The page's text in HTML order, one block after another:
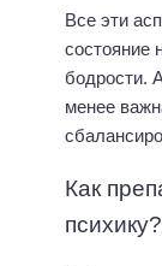
Все эти
состояние
бодрости.
менее
Как
психику?